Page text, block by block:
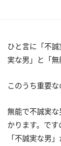
ひと言に「不
実な男」と「無
このうち重要
無能で不誠実
かります。です
「不誠実な男